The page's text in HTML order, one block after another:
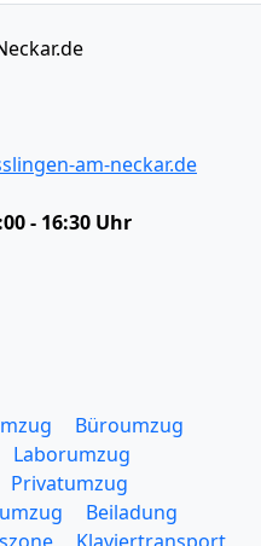
am-neckar.de
- 16:30 Uhr
Büroumzug
Laborumzug
Privatumzug
Beiladung
Klaviertransport